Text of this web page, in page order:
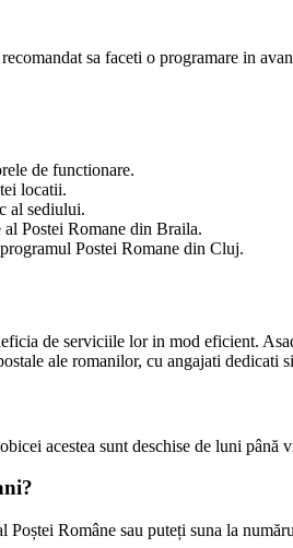
sa faceti o programare in
de functionare.
locatii.
al sediului.
Postei Romane din Braila.
Postei Romane din Cluj.
de serviciile lor in mod eficient.
ale romanilor, cu angajati dedicati
acestea sunt deschise de luni
Române sau puteți suna la